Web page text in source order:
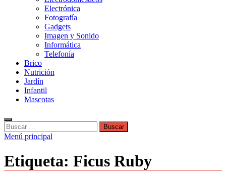
Electrónica
Fotografía
Gadgets
Imagen y Sonido
Informática
Telefonía
Brico
Nutrición
Jardín
Infantil
Mascotas
Buscar:
Menú principal
Etiqueta: Ficus Ruby